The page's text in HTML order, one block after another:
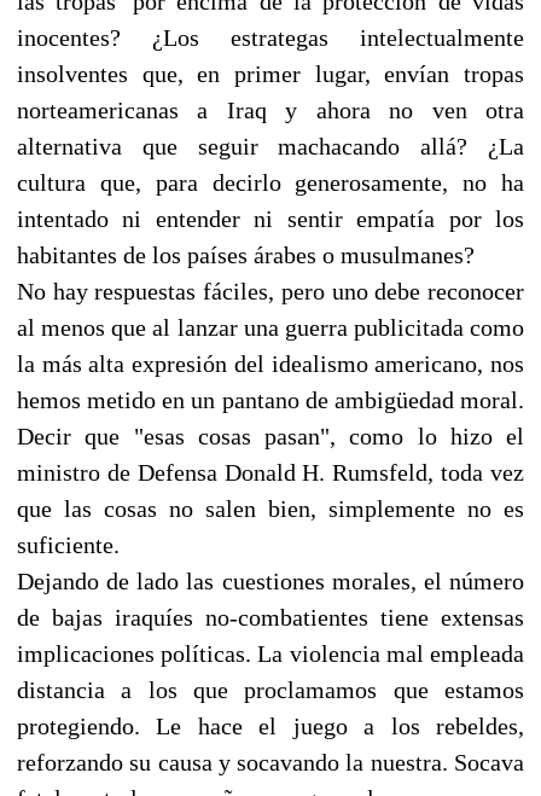
inocentes? ¿Los estrategas intelectualmente
insolventes que, en primer lugar, envían tropas
norteamericanas a Iraq y ahora no ven otra
alternativa que seguir machacando allá? ¿La
cultura que, para decirlo generosamente, no ha
intentado ni entender ni sentir empatía por los
habitantes de los países árabes o musulmanes?
No hay respuestas fáciles, pero uno debe reconocer
al menos que al lanzar una guerra publicitada como
la más alta expresión del idealismo americano, nos
hemos metido en un pantano de ambigüedad moral.
Decir que "esas cosas pasan", como lo hizo el
ministro de Defensa Donald H. Rumsfeld, toda vez
que las cosas no salen bien, simplemente no es
suficiente.
Dejando de lado las cuestiones morales, el número
de bajas iraquíes no-combatientes tiene extensas
implicaciones políticas. La violencia mal empleada
distancia a los que proclamamos que estamos
protegiendo. Le hace el juego a los rebeldes,
reforzando su causa y socavando la nuestra. Socava